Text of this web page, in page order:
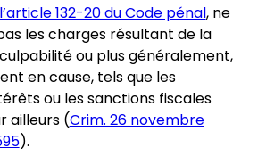
l’article 132-20 du Code pénal, ne
les charges résultant de la
ou plus généralement,
en cause, tels que les
ou les sanctions fiscales
ailleurs (Crim. 26 novembre
).